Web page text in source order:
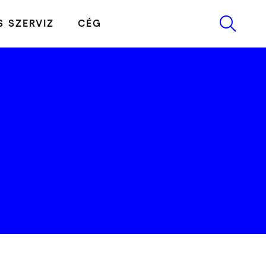
SZERVIZ CÉG